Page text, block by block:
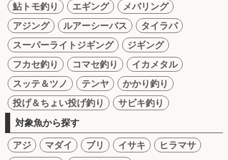
鮎トモ釣り
エギング
メバリング
アジング
ルアーシーバス
タイラバ
スーパーライトジギング
ジギング
フカセ釣り
コマセ釣り
イカメタル
スッテ＆ツノ
テンヤ
かかり釣り
投げ＆ちょい投げ釣り
サビキ釣り
対象魚から探す
アジ マダイ ブリ イサキ
ヒラマサ